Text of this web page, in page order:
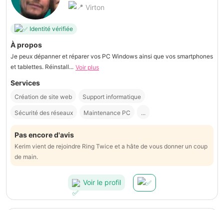
Virton
Identité vérifiée
À propos
Je peux dépanner et réparer vos PC Windows ainsi que vos smartphones
et tablettes. Réinstall... Voir plus
Services
Création de site web Support informatique
Sécurité des réseaux Maintenance PC ...
Pas encore d'avis
Kerim vient de rejoindre Ring Twice et a hâte de vous donner un coup
de main.
Voir le profil